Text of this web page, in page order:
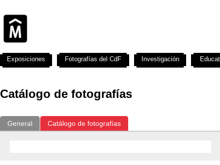
Catálogo de fotografías
General Catálogo de fotografías
Exposiciones Fotografías del CdF Investigación